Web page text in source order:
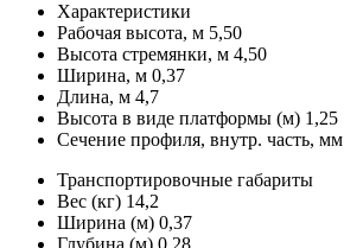
Характеристики
Рабочая высота, м 5,50
Высота стремянки, м 4,50
Ширина, м 0,37
Длина, м 4,7
Высота в виде платформы (м) 1,25
Сечение профиля, внутр. часть, мм
Транспортировочные габариты
Вес (кг) 14,2
Ширина (м) 0,37